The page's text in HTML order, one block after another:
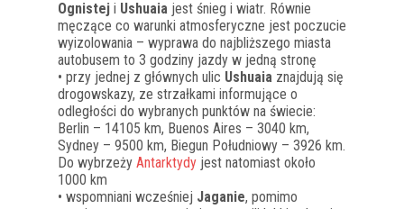
Ognistej i Ushuaia jest śnieg i wiatr. Równie
męczące co warunki atmosferyczne jest poczucie
wyizolowania – wyprawa do najbliższego miasta
autobusem to 3 godziny jazdy w jedną stronę
• przy jednej z głównych ulic Ushuaia znajdują się
drogowskazy, ze strzałkami informujące o
odległości do wybranych punktów na świecie:
Berlin – 14105 km, Buenos Aires – 3040 km,
Sydney – 9500 km, Biegun Południowy – 3926 km.
Do wybrzeży Antarktydy jest natomiast około
1000 km
• wspomniani wcześniej Jaganie, pomimo